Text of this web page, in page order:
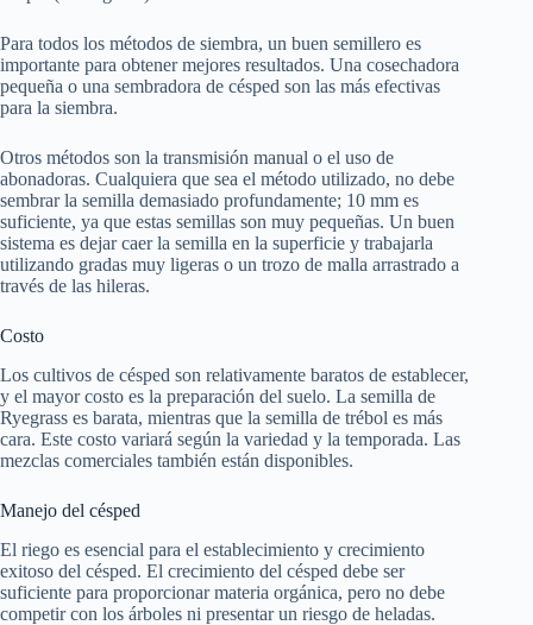
Para todos los métodos de siembra, un buen semillero es
importante para obtener mejores resultados. Una cosechadora
pequeña o una sembradora de césped son las más efectivas
para la siembra.
Otros métodos son la transmisión manual o el uso de
abonadoras. Cualquiera que sea el método utilizado, no debe
sembrar la semilla demasiado profundamente; 10 mm es
suficiente, ya que estas semillas son muy pequeñas. Un buen
sistema es dejar caer la semilla en la superficie y trabajarla
utilizando gradas muy ligeras o un trozo de malla arrastrado a
través de las hileras.
Costo
Los cultivos de césped son relativamente baratos de establecer,
y el mayor costo es la preparación del suelo. La semilla de
Ryegrass es barata, mientras que la semilla de trébol es más
cara. Este costo variará según la variedad y la temporada. Las
mezclas comerciales también están disponibles.
Manejo del césped
El riego es esencial para el establecimiento y crecimiento
exitoso del césped. El crecimiento del césped debe ser
suficiente para proporcionar materia orgánica, pero no debe
competir con los árboles ni presentar un riesgo de heladas.